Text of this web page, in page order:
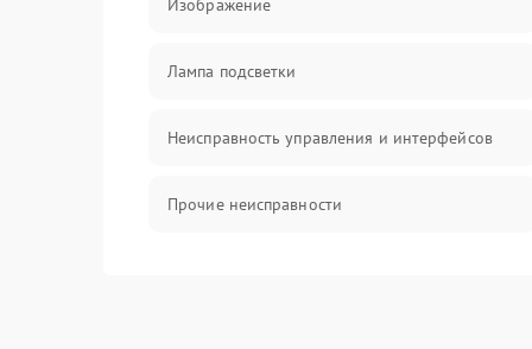
Изображение
Лампа подсветки
Неисправность управления и интерфейсов
Прочие неисправности